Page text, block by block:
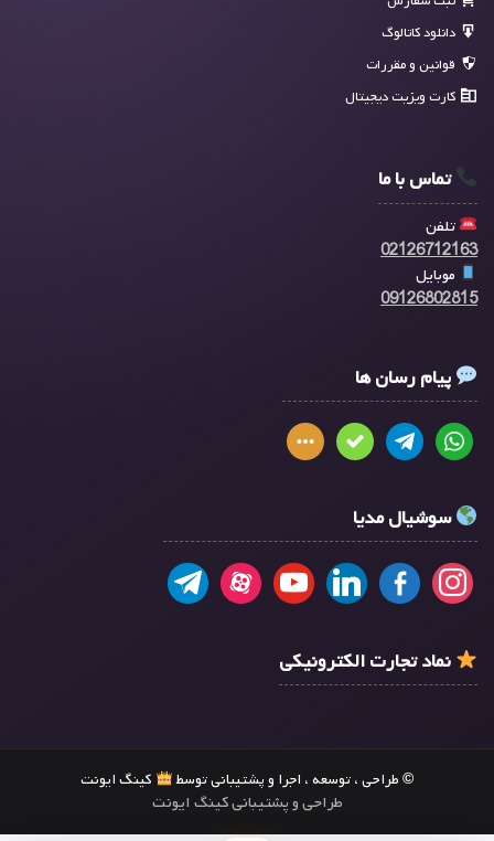
دانلود کاتالوگ
قوانین و مقررات
کارت ویزیت دیجیتال
تماس با ما
تلفن
02126712163
موبایل
09126802815
پیام رسان ها
سوشیال مدیا
نماد تجارت الکترونیکی
© طراحی ، توسعه ، اجرا و پشتیبانی توسط کینگ ایونت
طراحی و پشتیبانی کینگ ایونت